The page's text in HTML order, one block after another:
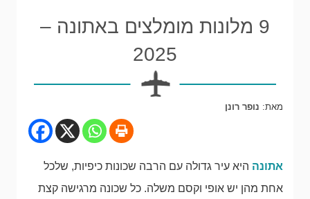
9 מלונות מומלצים באתונה –
2025
מאת: נופר רונן
אתונה היא עיר גדולה עם הרבה שכונות כיפיות, שלכל
אחת מהן יש אופי וקסם משלה. כל שכונה מרגישה קצת